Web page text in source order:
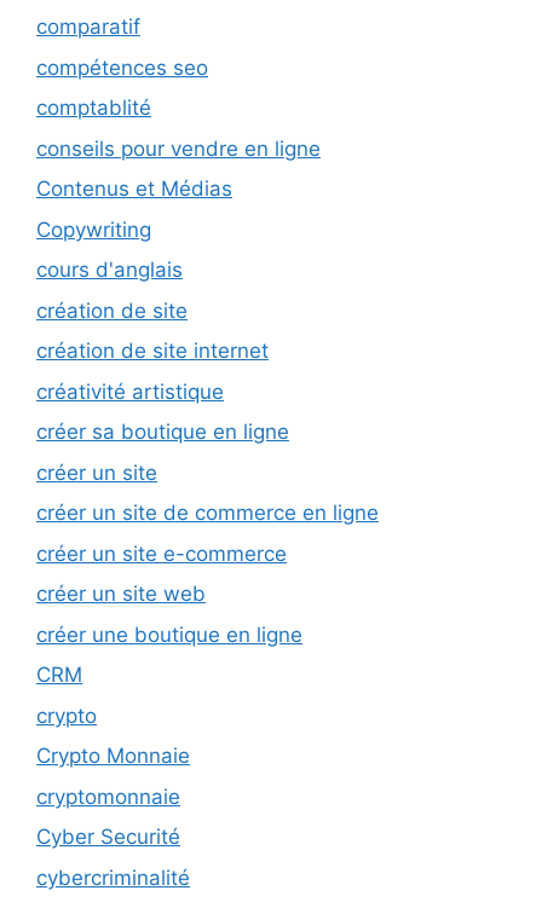
comparatif
compétences seo
comptablité
conseils pour vendre en ligne
Contenus et Médias
Copywriting
cours d'anglais
création de site
création de site internet
créativité artistique
créer sa boutique en ligne
créer un site
créer un site de commerce en ligne
créer un site e-commerce
créer un site web
créer une boutique en ligne
CRM
crypto
Crypto Monnaie
cryptomonnaie
Cyber Securité
cybercriminalité